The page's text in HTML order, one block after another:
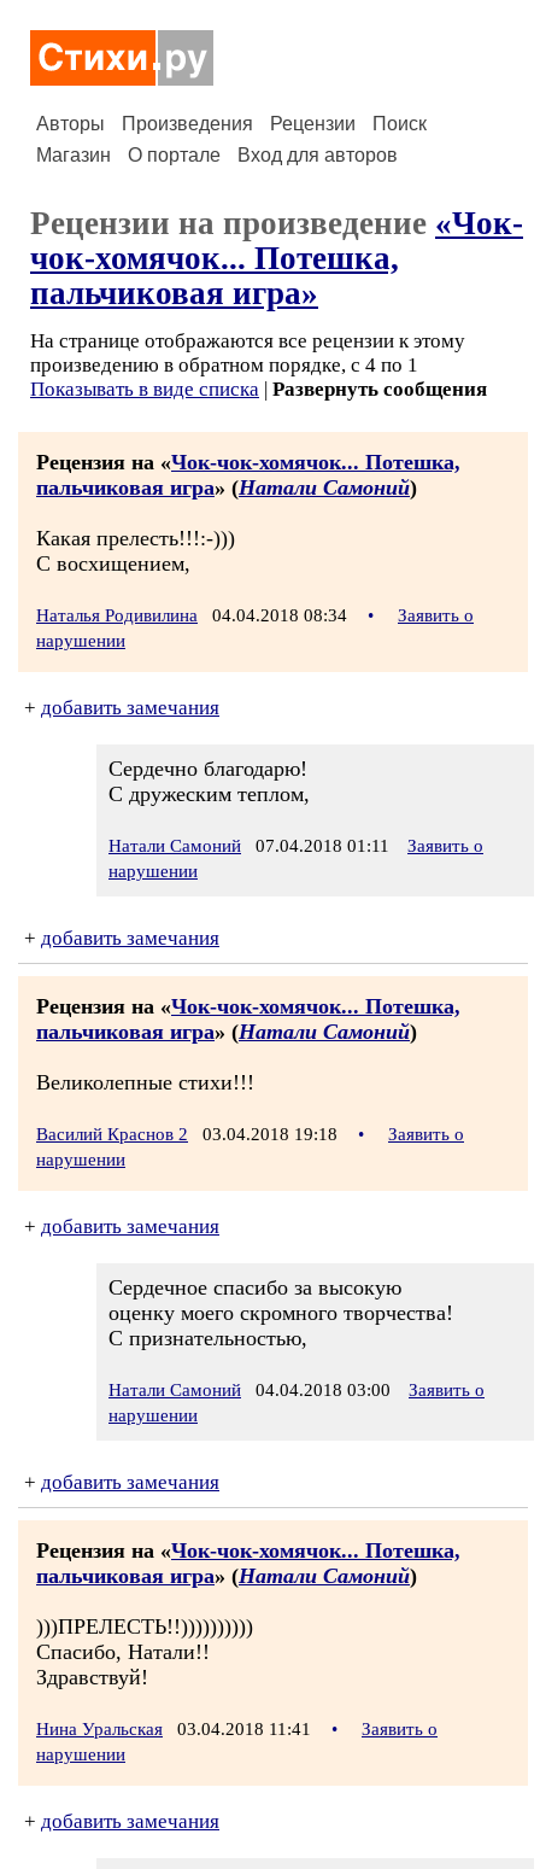
Авторы Произведения Рецензии
Поиск
Магазин
О портале Вход для авторов
Рецензии на произведение «Чок-
чок-хомячок... Потешка,
пальчиковая игра»
На странице отображаются все рецензии к этому
произведению в обратном порядке, с 4 по 1
Показывать в виде списка | Развернуть сообщения
Рецензия на «Чок-чок-хомячок... Потешка,
пальчиковая игра» (Натали Самоний)
Какая прелесть!!!:-)))
С восхищением,
Наталья Родивилина 04.04.2018 08:34 •
Заявить о
нарушении
+ добавить замечания
Сердечно благодарю!
С дружеским теплом,
Натали Самоний 07.04.2018 01:11
Заявить о
нарушении
+ добавить замечания
Рецензия на «Чок-чок-хомячок... Потешка,
пальчиковая игра» (Натали Самоний)
Великолепные стихи!!!
Василий Краснов 2 03.04.2018 19:18 •
Заявить о
нарушении
+ добавить замечания
Сердечное спасибо за высокую
оценку моего скромного творчества!
С признательностью,
Натали Самоний 04.04.2018 03:00
Заявить о
нарушении
+ добавить замечания
Рецензия на «Чок-чок-хомячок... Потешка,
пальчиковая игра» (Натали Самоний)
)))ПРЕЛЕСТЬ!!))))))))))
Спасибо, Натали!!
Здравствуй!
Нина Уральская 03.04.2018 11:41 •
Заявить о
нарушении
+ добавить замечания